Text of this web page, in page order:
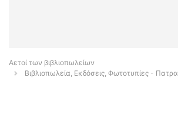
Αετοί των βιβλιοπωλείων
Βιβλιοπωλεία, Εκδόσεις, Φωτοτυπίες - Πατρα